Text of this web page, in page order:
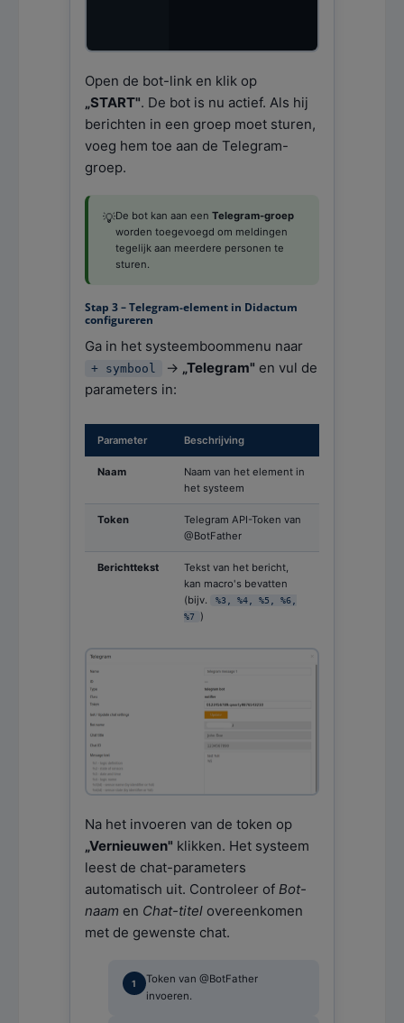
Open de bot-link en klik op
„START". De bot is nu actief. Als hij
berichten in een groep moet sturen,
voeg hem toe aan de Telegram-
groep.
💡De bot kan aan een Telegram-groep
worden toegevoegd om meldingen
tegelijk aan meerdere personen te
sturen.
Stap 3 – Telegram-element in Didactum
configureren
Ga in het systeemboommenu naar
+ symbool → „Telegram" en vul de
parameters in:
Parameter Beschrijving
Naam
Naam van het element in
het systeem
Token
Telegram API-Token van
@BotFather
Berichttekst
Tekst van het bericht,
kan macro's bevatten
(bijv.
%3, %4, %5, %6,
%7
)
Na het invoeren van de token op
„Vernieuwen" klikken. Het systeem
leest de chat-parameters
automatisch uit. Controleer of Bot-
naam en Chat-titel overeenkomen
met de gewenste chat.
Token van @BotFather
invoeren.